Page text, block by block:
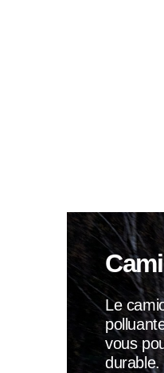
Le
vous
durable.